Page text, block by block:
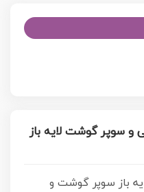
و سوپر گوشت لایه باز
باز سوپر گوشت و